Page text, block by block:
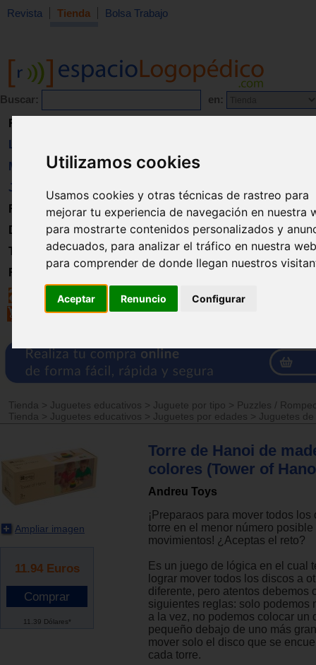
Utilizamos cookies
Usamos cookies y otras técnicas de rastreo para
mejorar tu experiencia de navegación en nuestra
para mostrarte contenidos personalizados y
adecuados, para analizar el tráfico en nuestra
para comprender de donde llegan nuestros
Aceptar Renuncio Configurar
Revista Tienda Bolsa Trabajo
Buscar: en:
Revista
Libros
Material
Juguetes
Formación
Directorio
Trabajo
Registro
Tienda > Juguetes educativos > Juguete por tipo > Puzzles /
Tienda
> Juguetes educativos > Juguetes por edades > Juguetes
Ampliar imagen
11.94 Euros
11.39 Dólares*
Torre de Hanoi de
colores (Tower of
Andreu Toys
¡Preparaos para mover todos los
torre en el menor número posible
movimientos! ¿Aceptas el reto?
Es un juego de lógica en el cual
lograr mover todos los discos a
diferente, pero atentos debemos
siguientes reglas: solo podemos
a la vez, no podemos colocar un
pequeño debajo de uno más
mover solo el disco que se
cada torre.